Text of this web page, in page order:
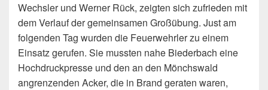
Wechsler und Werner Rück, zeigten sich zufrieden mit
dem Verlauf der gemeinsamen Großübung. Just am
folgenden Tag wurden die Feuerwehrler zu einem
Einsatz gerufen. Sie mussten nahe Biederbach eine
Hochdruckpresse und den an den Mönchswald
angrenzenden Acker, die in Brand geraten waren,